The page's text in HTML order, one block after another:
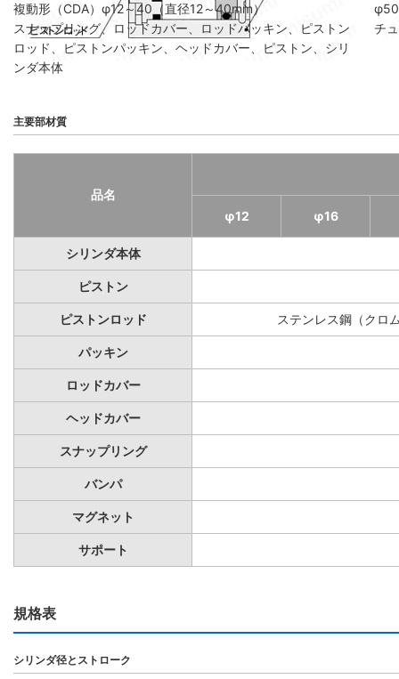
複動形（CDA）φ12～40（直径12～40mm）
スナップリング、ロッドカバー、ロッドパッキン、ピストン
ロッド、ピストンパッキン、ヘッドカバー、ピストン、シリ
ンダ本体
φ50
チ
主要部材質
品名
φ12
φ16
シリンダ本体
ピストン
ピストンロッド ステンレス鋼（クロ
パッキン
ロッドカバー
ヘッドカバー
スナップリング
バンパ
マグネット
サポート
規格表
シリンダ径とストローク